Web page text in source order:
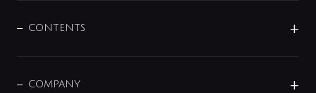
その他
センサー・タッチ水栓
単水栓
CONTENTS
COMPANY